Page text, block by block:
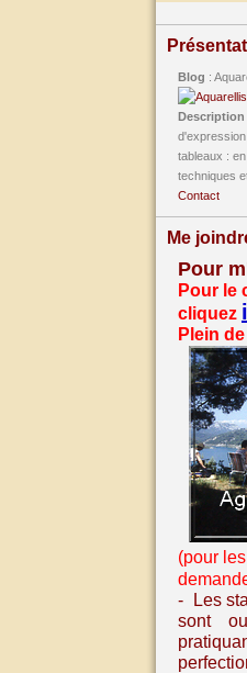
Blog :
Description
tableaux :
techniques
Contact
Me
Pour
Pour le
cliquez
Plein
(pour
- Les
sont